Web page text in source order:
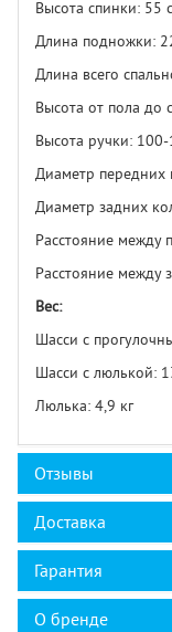
Высота спинки: 55
Длина подножки:
Длина всего
Высота от пола до
Высота ручки:
Диаметр передних
Диаметр задних
Расстояние между
Расстояние между
Вес:
Шасси с
Шасси с люлькой:
Люлька: 4,9 кг
Отзывы
Доставка
Гарантия
О бренде